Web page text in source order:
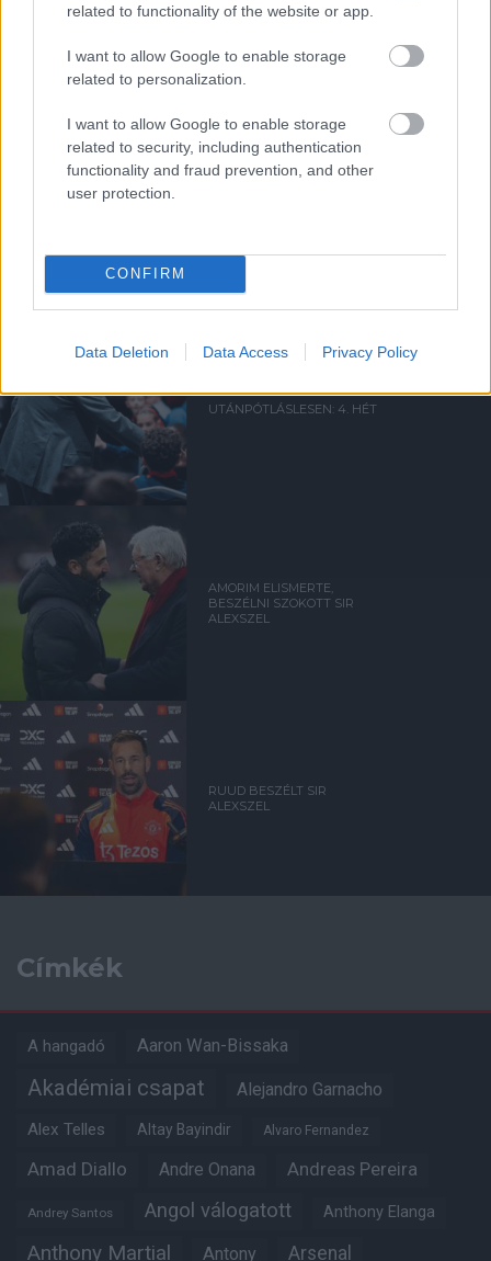
related to functionality of the website or app.
I want to allow Google to enable storage
related to personalization.
I want to allow Google to enable storage
related to security, including authentication
functionality and fraud prevention, and other
user protection.
CONFIRM
Data Deletion Data Access Privacy Policy
Kapcsolódó hírek
SIR ALEX FERGUSON
UTÁNPÓTLÁSLESEN: 4. HÉT
AMORIM ELISMERTE,
BESZÉLNI SZOKOTT SIR
ALEXSZEL
RUUD BESZÉLT SIR
ALEXSZEL
Címkék
A hangadó Aaron Wan-Bissaka
Akadémiai csapat Alejandro Garnacho
Alex Telles Altay Bayindir Alvaro Fernandez
Amad Diallo Andre Onana Andreas Pereira
Andrey Santos Angol válogatott Anthony Elanga
Anthony Martial Antony Arsenal